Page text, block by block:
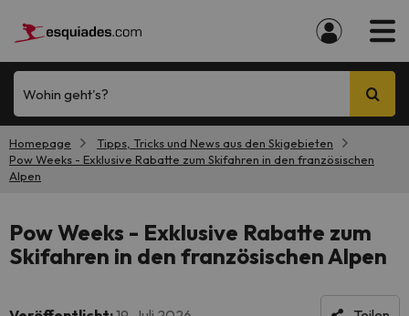
Wohin geht's?
Homepage
Tipps, Tricks und News aus den Skigebieten
Pow Weeks - Exklusive Rabatte zum Skifahren in den französischen
Alpen
Pow Weeks - Exklusive Rabatte zum
Skifahren in den französischen Alpen